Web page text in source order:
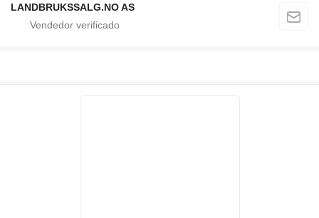
LANDBRUKSSALG.NO AS